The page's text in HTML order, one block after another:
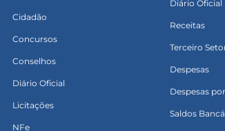
Cidadão
Concursos
Conselhos
Diário Oficial
Licitações
NFe
Diário Oficial
Receitas
Terceiro
Despesas
Despesas
Saldos